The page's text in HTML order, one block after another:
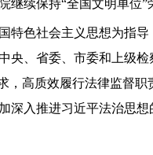
续保持“全国文明单位”
特色社会主义思想为指
、省委、市委和上级
，高质效履行法律监督
入推进习近平法治思